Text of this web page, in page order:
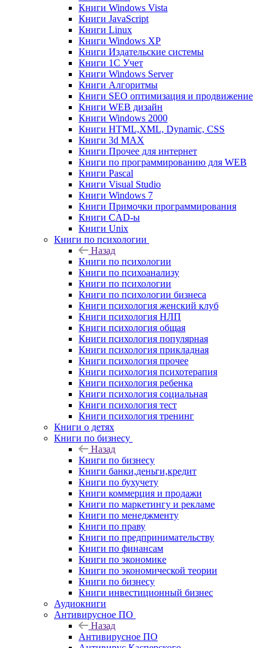
Книги Windows Vista
Книги JavaScript
Книги Linux
Книги Windows XP
Книги Издательские системы
Книги 1C Учет
Книги Windows Server
Книги Алгоритмы
Книги SEO оптимизация и продвижение
Книги WEB дизайн
Книги Windows 2000
Книги HTML,XML, Dynamic, CSS
Книги 3d MAX
Книги Прочее для интернет
Книги по программированию для WEB
Книги Pascal
Книги Visual Studio
Книги Windows 7
Книги Примочки программирования
Книги CAD-ы
Книги Unix
Книги по психологии
Назад
Книги по психологии
Книги по психоанализу
Книги по психологии
Книги по психологии бизнеса
Книги психология женский клуб
Книги психология НЛП
Книги психология общая
Книги психология популярная
Книги психология прикладная
Книги психология прочее
Книги психология психотерапия
Книги психология ребенка
Книги психология социальная
Книги психология тест
Книги психология тренинг
Книги о детях
Книги по бизнесу
Назад
Книги по бизнесу
Книги банки,деньги,кредит
Книги по бухучету
Книги коммерция и продажи
Книги по маркетингу и рекламе
Книги по менеджменту
Книги по праву
Книги по предпринимательству
Книги по финансам
Книги по экономике
Книги по экономической теории
Книги по бизнесу
Книги инвестиционный бизнес
Аудиокниги
Антивирусное ПО
Назад
Антивирусное ПО